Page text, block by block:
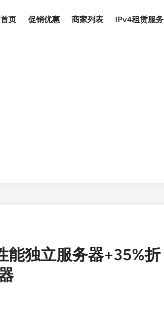
首页 促销优惠 商家列表 IPv4租赁服务
能独立服务器+35%折